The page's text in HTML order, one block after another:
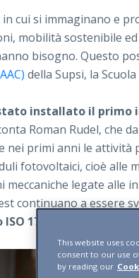
in cui si immaginano e
mobilità sostenibile
bisogno. Questo
della Supsi, la
installato il primo
Roman Rudel, che
nei primi anni le attività
fotovoltaici, cioè alle
meccaniche legate alle
continuano a essere
17025 per questo
La diretta
fotovoltaico
This website uses
consent to our use
by reading our